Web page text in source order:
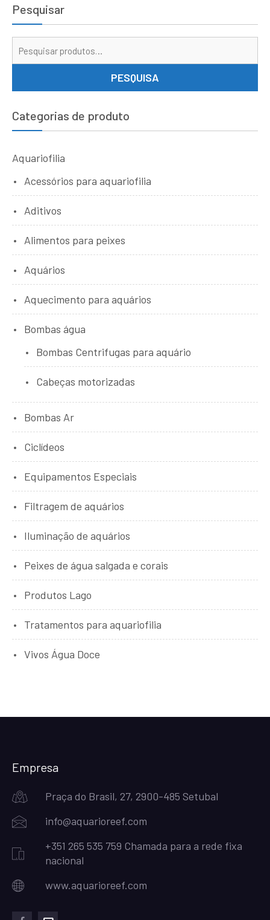
Pesquisar
PESQUISA
Categorias de produto
Aquariofilia
Acessórios para aquariofilia
Aditivos
Alimentos para peixes
Aquários
Aquecimento para aquários
Bombas água
Bombas Centrifugas para aquário
Cabeças motorizadas
Bombas Ar
Ciclídeos
Equipamentos Especiais
Filtragem de aquários
Iluminação de aquários
Peixes de água salgada e corais
Produtos Lago
Tratamentos para aquariofilia
Vivos Água Doce
Empresa
Praça do Brasil, 27, 2900-485 Setubal
info@aquarioreef.com
+351 265 535 759 Chamada para a rede fixa
nacional
www.aquarioreef.com